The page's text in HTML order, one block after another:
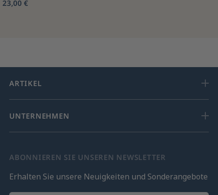
23,00 €
ARTIKEL
UNTERNEHMEN
ABONNIEREN SIE UNSEREN NEWSLETTER
Erhalten Sie unsere Neuigkeiten und Sonderangebote